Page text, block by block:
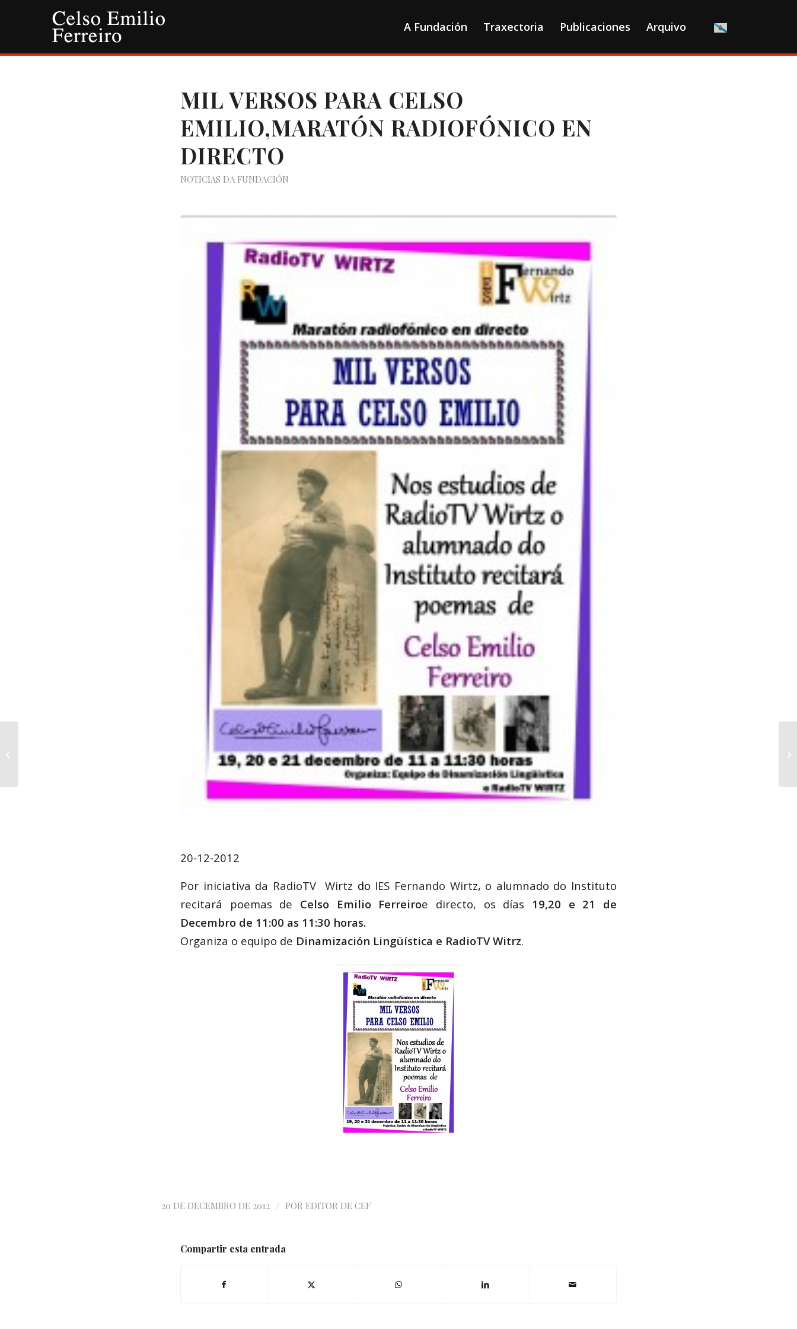
A Fundación Traxectoria Publicaciones Arquivo
MIL VERSOS PARA CELSO
EMILIO,MARATÓN RADIOFÓNICO EN
DIRECTO
NOTICIAS DA FUNDACIÓN
20-12-2012
Por iniciativa da RadioTV Wirtz do IES Fernando Wirtz, o alumnado do Instituto
recitará poemas de Celso Emilio Ferreiroe directo, os días 19,20 e 21 de
Decembro de 11:00 as 11:30 horas.
Organiza o equipo de Dinamización Lingüística e RadioTV Witrz.
20 DE DECEMBRO DE 2012 / POR EDITOR DE CEF
Compartir esta entrada